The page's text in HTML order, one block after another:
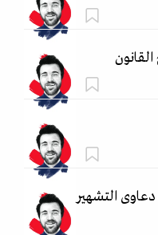
دعاوى التشهير